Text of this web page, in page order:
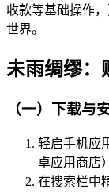
收款等基础操作
世界。
未雨绸缪：
（一）下载与
轻启手机应
卓应用商店
在搜索栏中